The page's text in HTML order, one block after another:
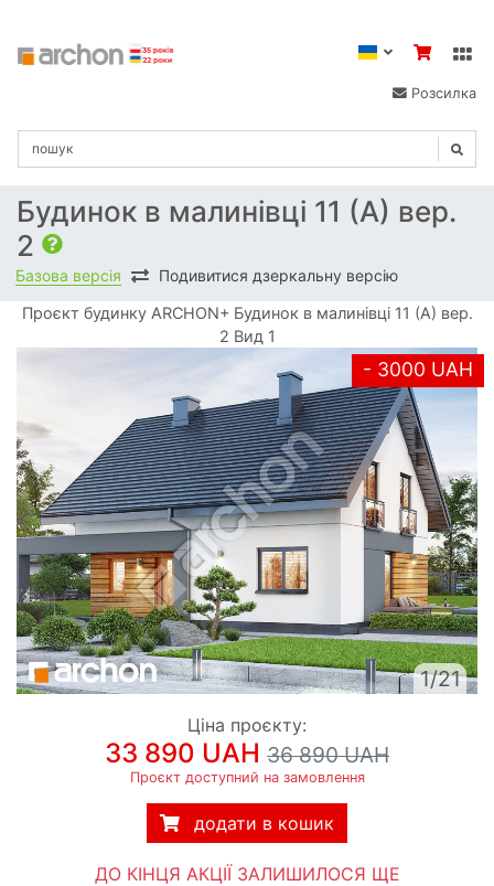
Розсилка
Будинок в малинівці 11 (А) вер.
2
Базова версія Подивитися дзеркальну версію
Проєкт будинку ARCHON+ Будинок в малинівці 11 (А) вер.
2 Вид 1
- 3000 UAH
1/21
Ціна проєкту:
33 890 UAH 36 890 UAH
Проєкт доступний на замовлення
додати в кошик
ДО КІНЦЯ АКЦІЇ ЗАЛИШИЛОСЯ ЩЕ